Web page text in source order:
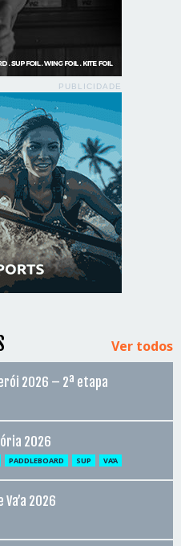
PUBLICIDADE
Ver todos
2026 – 2ª etapa
2026
PADDLEBOARD SUP VA'A
Va’a 2026